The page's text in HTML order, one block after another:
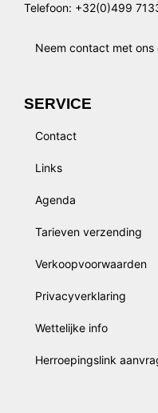
Telefoon: +32(0)499
Neem contact met ons
SERVICE
Contact
Links
Agenda
Tarieven verzending
Verkoopvoorwaarden
Privacyverklaring
Wettelijke info
Herroepingslink